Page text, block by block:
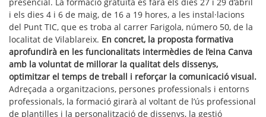
presencial. La formació gratuïta es farà els dies 27 i 29 d’abril
i els dies 4 i 6 de maig, de 16 a 19 hores, a les instal·lacions
del Punt TIC, que es troba al carrer Farigola, número 50, de la
localitat de Vilablareix. En concret, la proposta formativa
aprofundirà en les funcionalitats intermèdies de l’eina Canva
amb la voluntat de millorar la qualitat dels dissenys,
optimitzar el temps de treball i reforçar la comunicació visual.
Adreçada a organitzacions, persones professionals i entorns
professionals, la formació girarà al voltant de l’ús professional
de plantilles i la personalització de dissenys, la gestió